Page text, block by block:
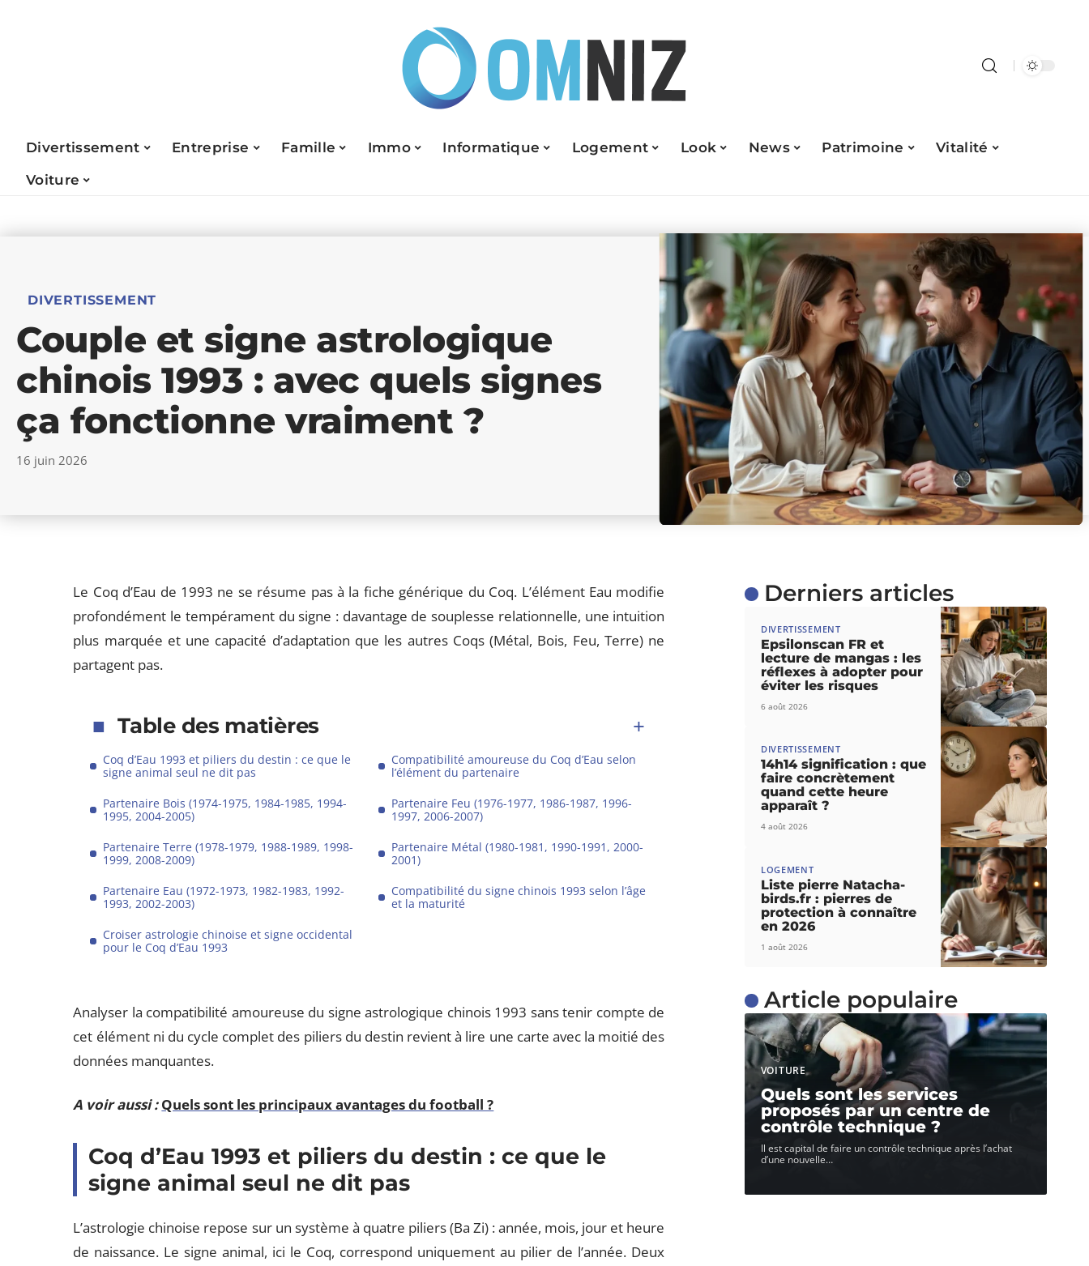
Divertissement Entreprise Famille Immo Informatique Logement Look News Patrimoine
Vitalité
Voiture
DIVERTISSEMENT
Couple et signe astrologique
chinois 1993 : avec quels signes
ça fonctionne vraiment ?
16 juin 2026
Le Coq d’Eau de 1993 ne se résume pas à la fiche générique du Coq. L’élément Eau modifie
profondément le tempérament du signe : davantage de souplesse relationnelle, une intuition
plus marquée et une capacité d’adaptation que les autres Coqs (Métal, Bois, Feu, Terre) ne
partagent pas.
Table des matières
Coq d’Eau 1993 et piliers du destin : ce que le
signe animal seul ne dit pas
Compatibilité amoureuse du Coq d’Eau selon
l’élément du partenaire
Partenaire Bois (1974-1975, 1984-1985, 1994-
1995, 2004-2005)
Partenaire Feu (1976-1977, 1986-1987, 1996-
1997, 2006-2007)
Partenaire Terre (1978-1979, 1988-1989, 1998-
1999, 2008-2009)
Partenaire Métal (1980-1981, 1990-1991, 2000-
2001)
Partenaire Eau (1972-1973, 1982-1983, 1992-
1993, 2002-2003)
Compatibilité du signe chinois 1993 selon l’âge
et la maturité
Croiser astrologie chinoise et signe occidental
pour le Coq d’Eau 1993
Analyser la compatibilité amoureuse du signe astrologique chinois 1993 sans tenir compte de
cet élément ni du cycle complet des piliers du destin revient à lire une carte avec la moitié des
données manquantes.
A voir aussi : Quels sont les principaux avantages du football ?
Coq d’Eau 1993 et piliers du destin : ce que le
signe animal seul ne dit pas
L’astrologie chinoise repose sur un système à quatre piliers (Ba Zi) : année, mois, jour et heure
de naissance. Le signe animal, ici le Coq, correspond uniquement au pilier de l’année. Deux
Derniers articles
DIVERTISSEMENT
Epsilonscan FR et
lecture de mangas : les
réflexes à adopter pour
éviter les risques
6 août 2026
DIVERTISSEMENT
14h14 signification : que
faire concrètement
quand cette heure
apparaît ?
4 août 2026
LOGEMENT
Liste pierre Natacha-
birds.fr : pierres de
protection à connaître
en 2026
1 août 2026
Article populaire
VOITURE
Quels sont les services
proposés par un centre de
contrôle technique ?
Il est capital de faire un contrôle technique après l’achat
d’une nouvelle…